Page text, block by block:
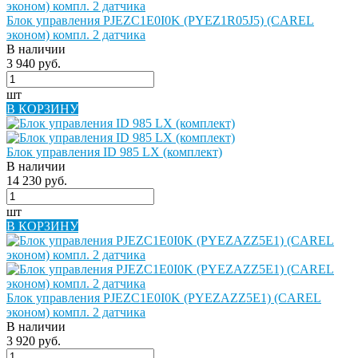
Блок управления PJEZC1E0I0K (PYEZ1R05J5) (CAREL
эконом) компл. 2 датчика
В наличии
3 940 руб.
шт
В КОРЗИНУ
Блок управления ID 985 LX (комплект)
В наличии
14 230 руб.
шт
В КОРЗИНУ
Блок управления PJEZC1E0I0K (PYEZAZZ5E1) (CAREL
эконом) компл. 2 датчика
В наличии
3 920 руб.